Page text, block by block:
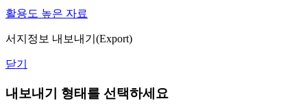
활용도 높은 자료
서지정보 내보내기(Export)
닫기
내보내기 형태를 선택하세요